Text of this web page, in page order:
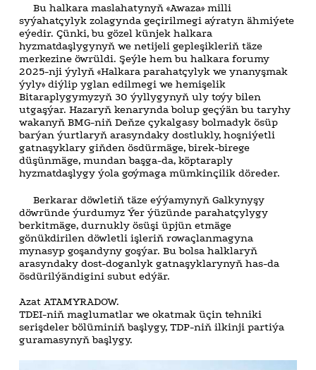
Bu halkara maslahatynyň «Awaza» milli
syýahatçylyk zolagynda geçirilmegi aýratyn ähmiýete
eýedir. Çünki, bu gözel künjek halkara
hyzmatdaşlygynyň we netijeli gepleşikleriň täze
merkezine öwrüldi. Şeýle hem bu halkara forumy
2025-nji ýylyň «Halkara parahatçylyk we ynanyşmak
ýyly» diýlip yglan edilmegi we hemişelik
Bitaraplygymyzyň 30 ýyllygynyň uly toýy bilen
utgaşýar. Hazaryň kenarynda bolup geçýän bu taryhy
wakanyň BMG-niň Deňze çykalgasy bolmadyk ösüp
barýan ýurtlaryň arasyndaky dostlukly, hoşniýetli
gatnaşyklary giňden ösdürmäge, birek-birege
düşünmäge, mundan başga-da, köptaraply
hyzmatdaşlygy ýola goýmaga mümkinçilik döreder.
Berkarar döwletiň täze eýýamynyň Galkynyşy
döwründe ýurdumyz Ýer ýüzünde parahatçylygy
berkitmäge, durnukly ösüşi üpjün etmäge
gönükdirilen döwletli işleriň rowaçlanmagyna
mynasyp goşandyny goşýar. Bu bolsa halklaryň
arasyndaky dost-doganlyk gatnaşyklarynyň has-da
ösdürilýändigini subut edýär.
Azat ATAMYRADOW.
TDEI-niň maglumatlar we okatmak üçin tehniki
serişdeler bölüminiň başlygy, TDP-niň ilkinji partiýa
guramasynyň başlygy.